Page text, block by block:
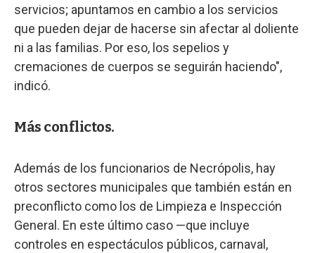
servicios; apuntamos en cambio a los servicios
que pueden dejar de hacerse sin afectar al doliente
ni a las familias. Por eso, los sepelios y
cremaciones de cuerpos se seguirán haciendo",
indicó.
Más conflictos.
Además de los funcionarios de Necrópolis, hay
otros sectores municipales que también están en
preconflicto como los de Limpieza e Inspección
General. En este último caso —que incluye
controles en espectáculos públicos, carnaval,